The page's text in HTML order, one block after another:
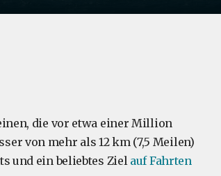
die vor etwa einer Million
von mehr als 12 km (7,5 Meilen)
und ein beliebtes Ziel auf Fahrten